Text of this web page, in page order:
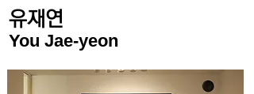
유재연
You Jae-yeon